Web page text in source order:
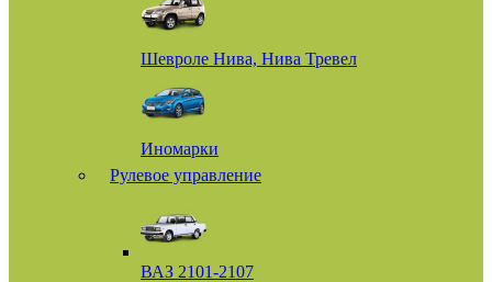
Шевроле Нива, Нива Тревел
Иномарки
Рулевое управление
ВАЗ 2101-2107